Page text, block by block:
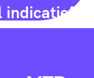
indicatief